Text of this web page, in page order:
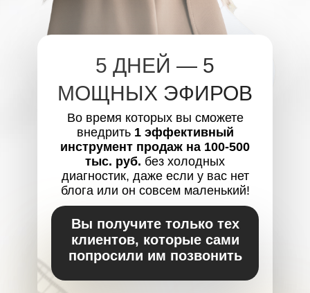
Вы получите только тех
клиентов, которые сами
попросили им позвонить
5 ДНЕЙ — 5
МОЩНЫХ ЭФИРОВ
Во время которых вы сможете
внедрить 1 эффективный
инструмент продаж на 100-500
тыс. руб. без холодных
диагностик, даже если у вас нет
блога или он совсем маленький!